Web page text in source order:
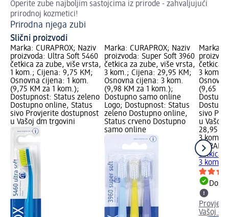
Operite zube najboljim sastojcima iz prirode - zahvaljujući
prirodnoj kozmetici!
Prirodna njega zubi
Slični proizvodi
Marka: CURAPROX; Naziv
proizvoda: Ultra Soft 5460
četkica za zube, više vrsta,
1 kom.; Cijena: 9,75 KM;
Osnovna cijena: 1 kom.
(9,75 KM za 1 kom.);
Dostupnost: Status zeleno
Dostupno online, Status
sivo Provjerite dostupnost
u Vašoj dm trgovini
Marka: CURAPROX; Naziv
proizvoda: Super Soft 3960
četkica za zube, više vrsta,
3 kom.; Cijena: 29,95 KM;
Osnovna cijena: 3 kom.
(9,98 KM za 1 kom.);
Dostupno samo online
Logo; Dostupnost: Status
zeleno Dostupno online,
Status crveno Dostupno
samo online
Marka:
četkica
3 kom.;
(9,65
sivo
u Vašoj
28,95
3 kom.
četkica
3 kom.
Vašoj